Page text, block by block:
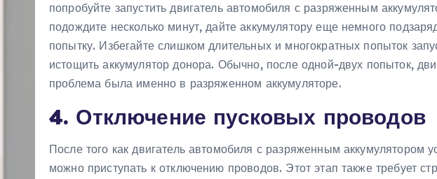
попробуйте запустить двигатель автомобиля с разряженным
подождите несколько минут, дайте аккумулятору еще немного
попытку. Избегайте слишком длительных и многократных попыток
истощить аккумулятор донора. Обычно, после одной-двух попыток,
проблема была именно в разряженном аккумуляторе.
4. Отключение пусковых проводов
После того как двигатель автомобиля с разряженным аккумулятором
можно приступать к отключению проводов. Этот этап также требует